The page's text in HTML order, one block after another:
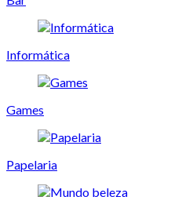
Informática
Games
Papelaria